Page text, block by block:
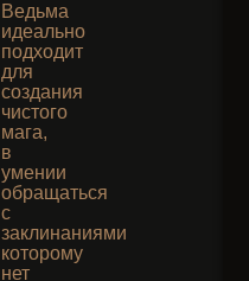
Ведьма
идеально
подходит
для
создания
чистого
мага,
в
умении
обращаться
с
заклинаниями
которому
нет